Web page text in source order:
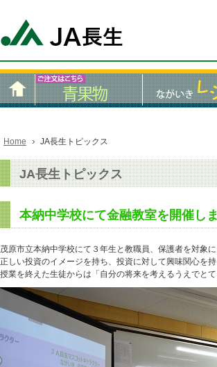
Home JA長生トピックス
JA長生トピックス
本納中学校にて金融教室を開催し
茂原市立本納中学校にて３年生と教職員、保護者を対象
正しい投資のイメージを持ち、投資に対して興味関心を
授業を終えた生徒からは「自分の将来を考えるうえでと